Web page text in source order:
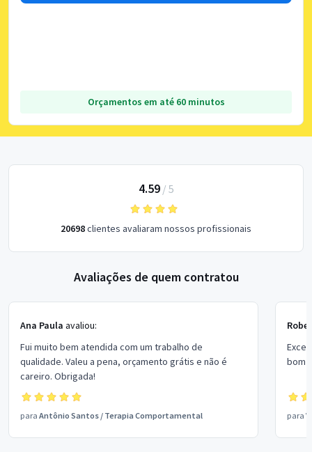
Orçamentos em até 60 minutos
4.59/ 5
20698clientes avaliaram nossos profissionais
Avaliações de quem contratou
Ana Paula avaliou:
Fui muito bem atendida com um trabalho de
qualidade. Valeu a pena, orçamento grátis e não é
careiro. Obrigada!
para Antônio Santos / Terapia Comportamental
bom
para